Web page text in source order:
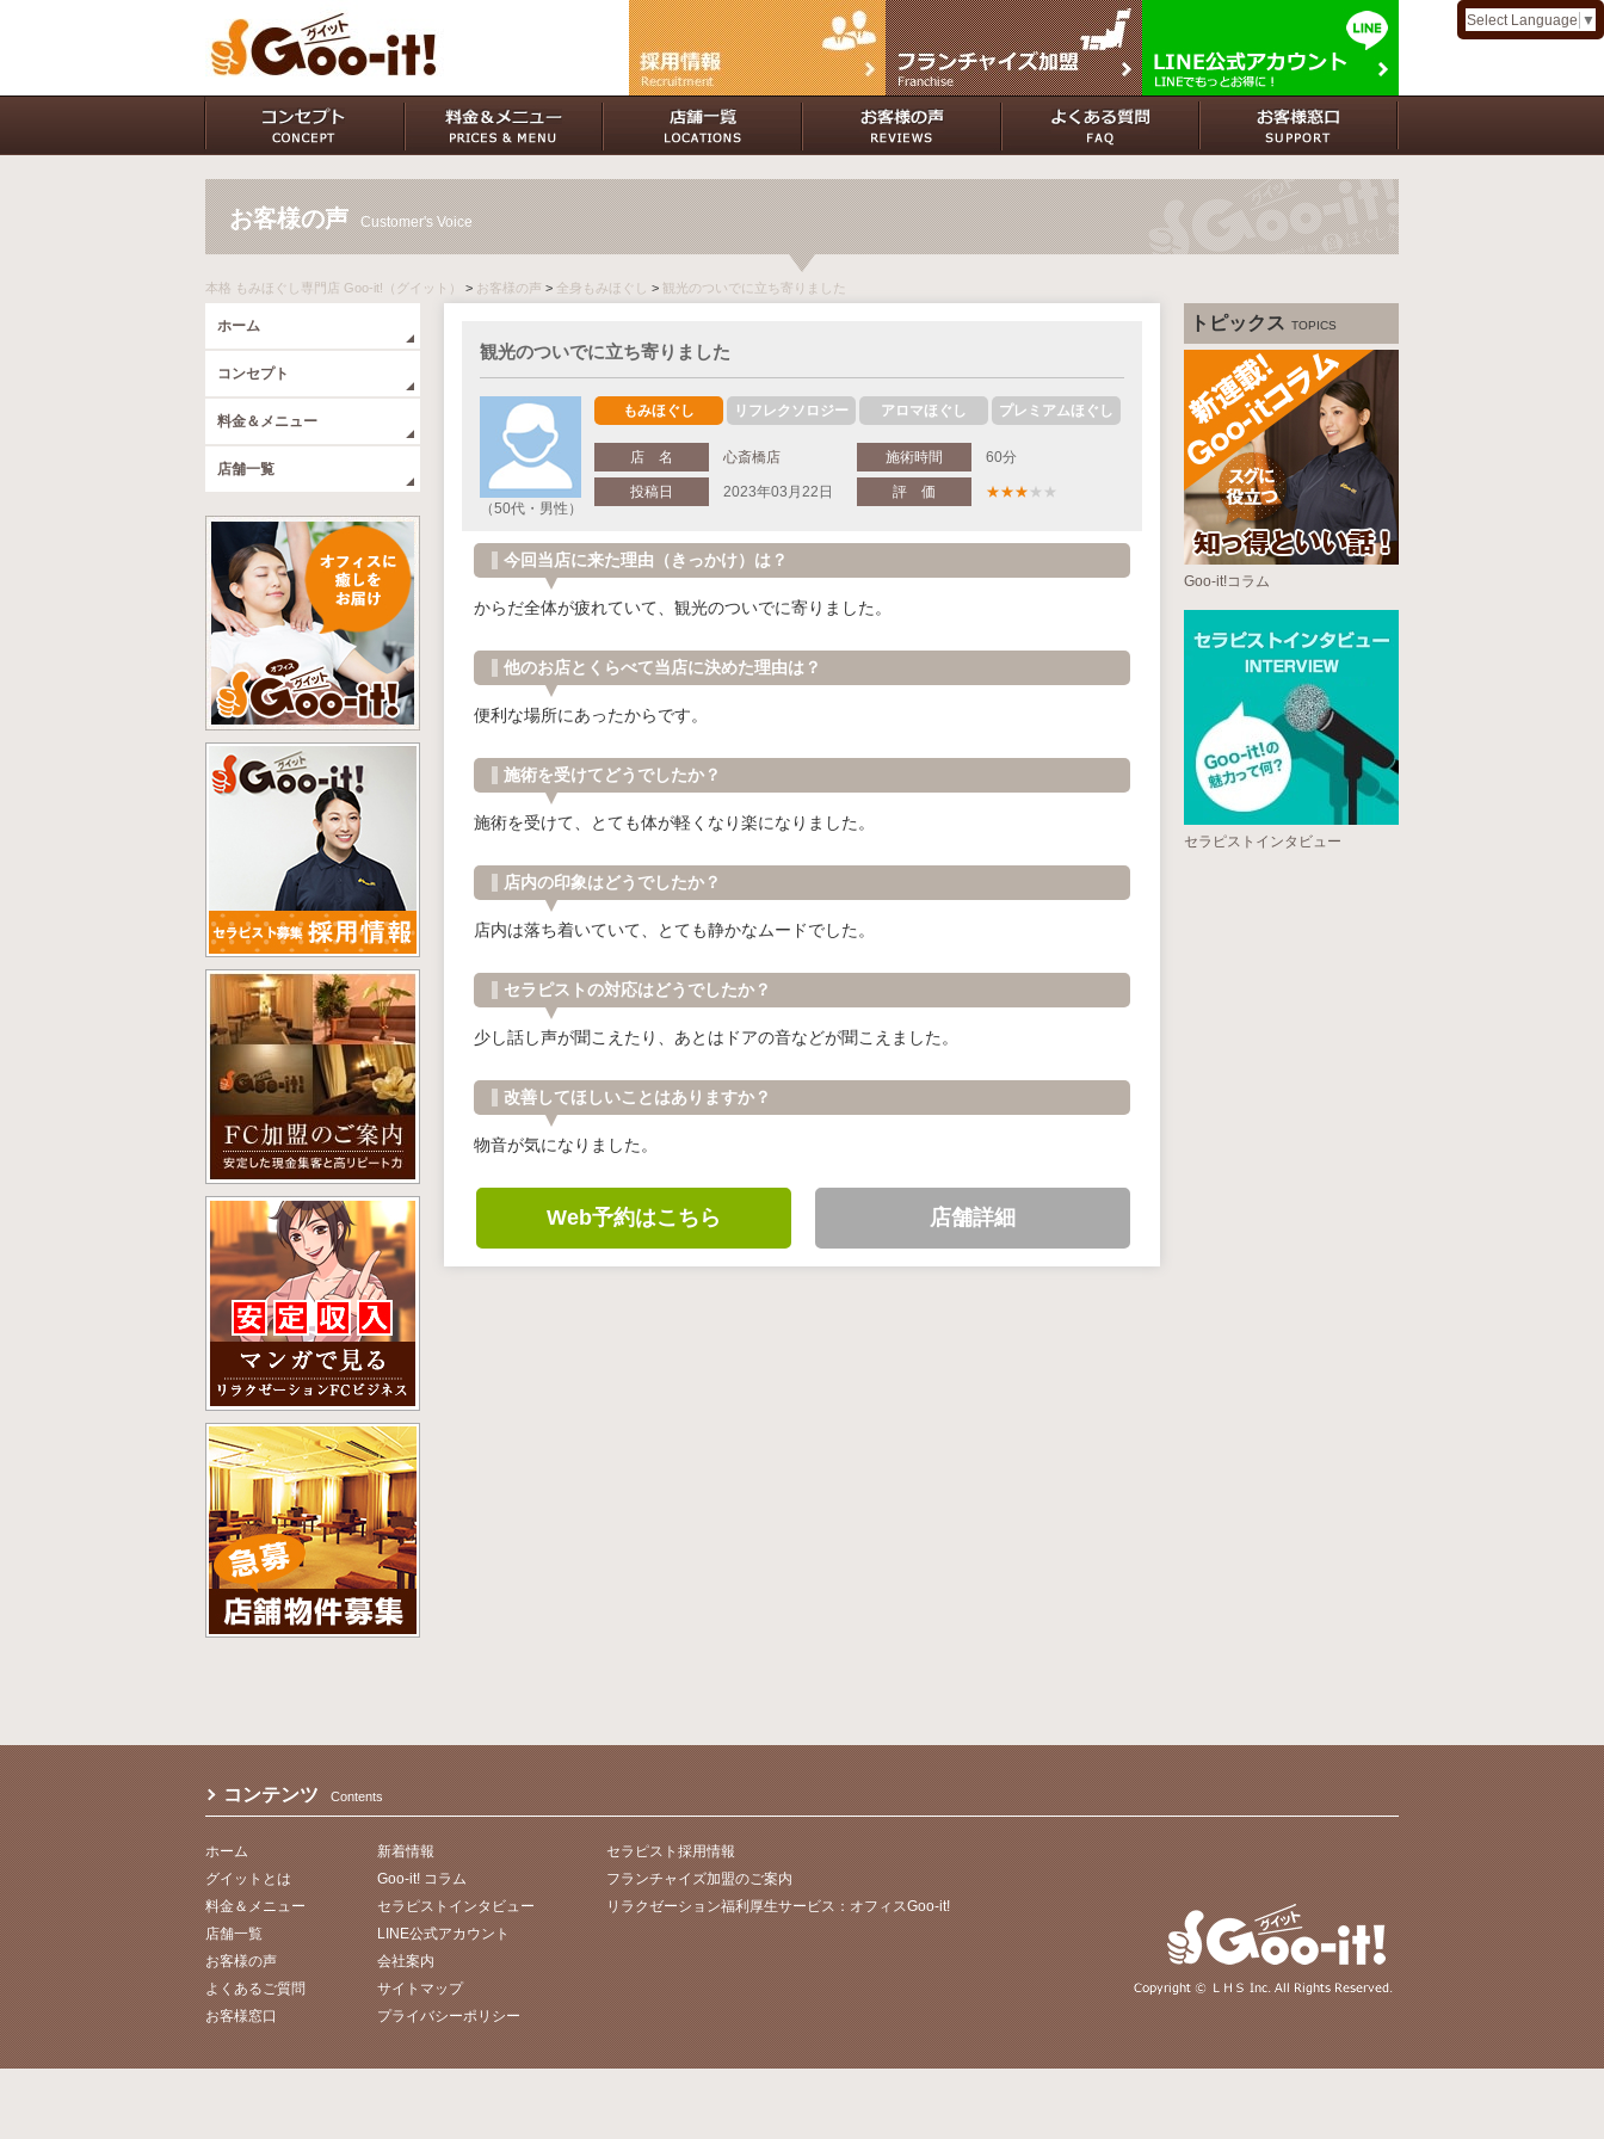
Select Language ▼
お客様の声 Customer's Voice
本格 もみほぐし専門店 Goo-it!（グイット） > お客様の声 > 全身もみほぐし > 観光のついでに立ち寄りました
ホーム
コンセプト
料金＆メニュー
店舗一覧
観光のついでに立ち寄りました
（50代・男性）
もみほぐし リフレクソロジー アロマほぐし プレミアムほぐし
店 名 心斎橋店
投稿日 2023年03月22日
施術時間 60分
評 価 ★★★ ★★
今回当店に来た理由（きっかけ）は？
からだ全体が疲れていて、観光のついでに寄りました。
他のお店とくらべて当店に決めた理由は？
便利な場所にあったからです。
施術を受けてどうでしたか？
施術を受けて、とても体が軽くなり楽になりました。
店内の印象はどうでしたか？
店内は落ち着いていて、とても静かなムードでした。
セラピストの対応はどうでしたか？
少し話し声が聞こえたり、あとはドアの音などが聞こえました。
改善してほしいことはありますか？
物音が気になりました。
Web予約はこちら 店舗詳細
トピックス TOPICS
Goo-it!コラム
セラピストインタビュー
コンテンツ Contents
ホーム
グイットとは
料金＆メニュー
店舗一覧
お客様の声
よくあるご質問
お客様窓口
新着情報
Goo-it! コラム
セラピストインタビュー
LINE公式アカウント
会社案内
サイトマップ
プライバシーポリシー
セラピスト採用情報
フランチャイズ加盟のご案内
リラクゼーション福利厚生サービス：オフィスGoo-it!